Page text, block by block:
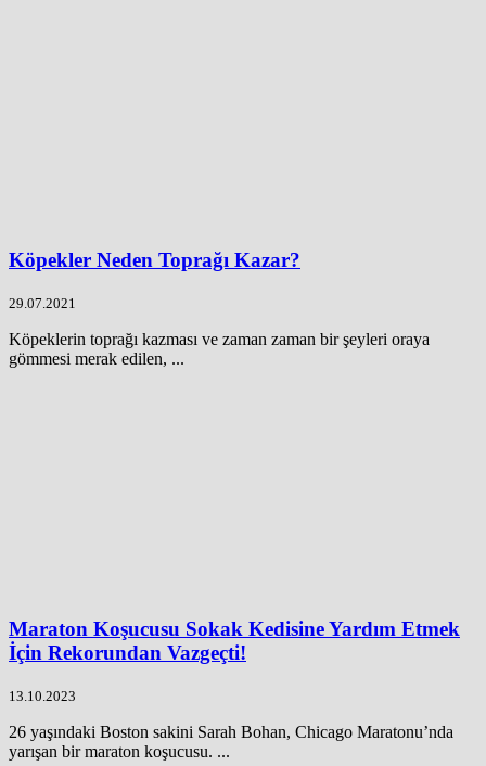
Köpekler Neden Toprağı Kazar?
29.07.2021
Köpeklerin toprağı kazması ve zaman zaman bir şeyleri oraya
gömmesi merak edilen, ...
Maraton Koşucusu Sokak Kedisine Yardım Etmek
İçin Rekorundan Vazgeçti!
13.10.2023
26 yaşındaki Boston sakini Sarah Bohan, Chicago Maratonu’nda
yarışan bir maraton koşucusu. ...